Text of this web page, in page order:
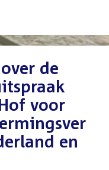
de
voor
en